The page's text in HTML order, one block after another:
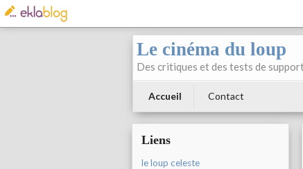
Le cinéma du loup
Des critiques et des tests de
Accueil Contact
Liens
le loup celeste